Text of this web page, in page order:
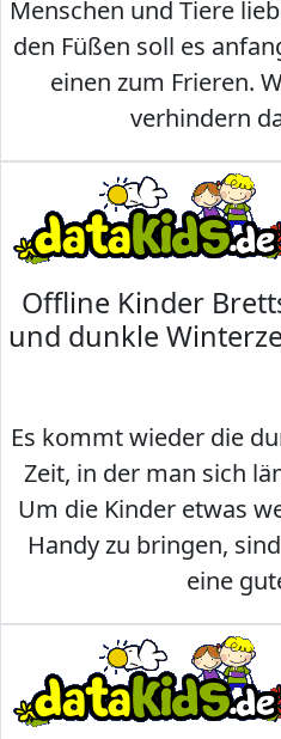
Menschen und Tiere
den Füßen soll es
einen zum Frieren.
verhindern
Offline Kinder
und dunkle
Es kommt wieder die
Zeit, in der man sich
Um die Kinder etwas
Handy zu bringen,
eine